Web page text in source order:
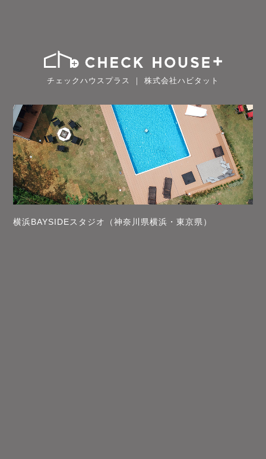
チェックハウスプラス ｜ 株式会社ハビタット
横浜BAYSIDEスタジオ（神奈川県横浜・東京県）